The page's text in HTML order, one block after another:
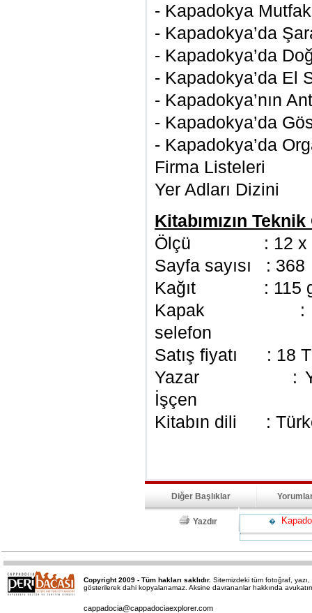
- Kapadokya
- Kapadokya’da
- Kapadokya’da
- Kapadokya’da El
- Kapadokya’nın
- Kapadokya’da
- Kapadokya’da
Firma Listeleri
Yer Adları Dizini
Kitabımızın
Ölçü : 12 x
Sayfa sayısı : 368
Kağıt : 115 gr
Kapak : 350
selefon
Satış fiyatı : 18
Yazar : Yavuz
İşçen
Kitabın dili :
Diğer Başlıklar
Yazdır �
Copyright 2009 - Tüm hakları saklıdır. Sitemizdeki tüm fotoğraf,
gösterilerek dahi kopyalanamaz. Aksine davrananlar hakkında
cappadocia@cappadociaexplorer.com